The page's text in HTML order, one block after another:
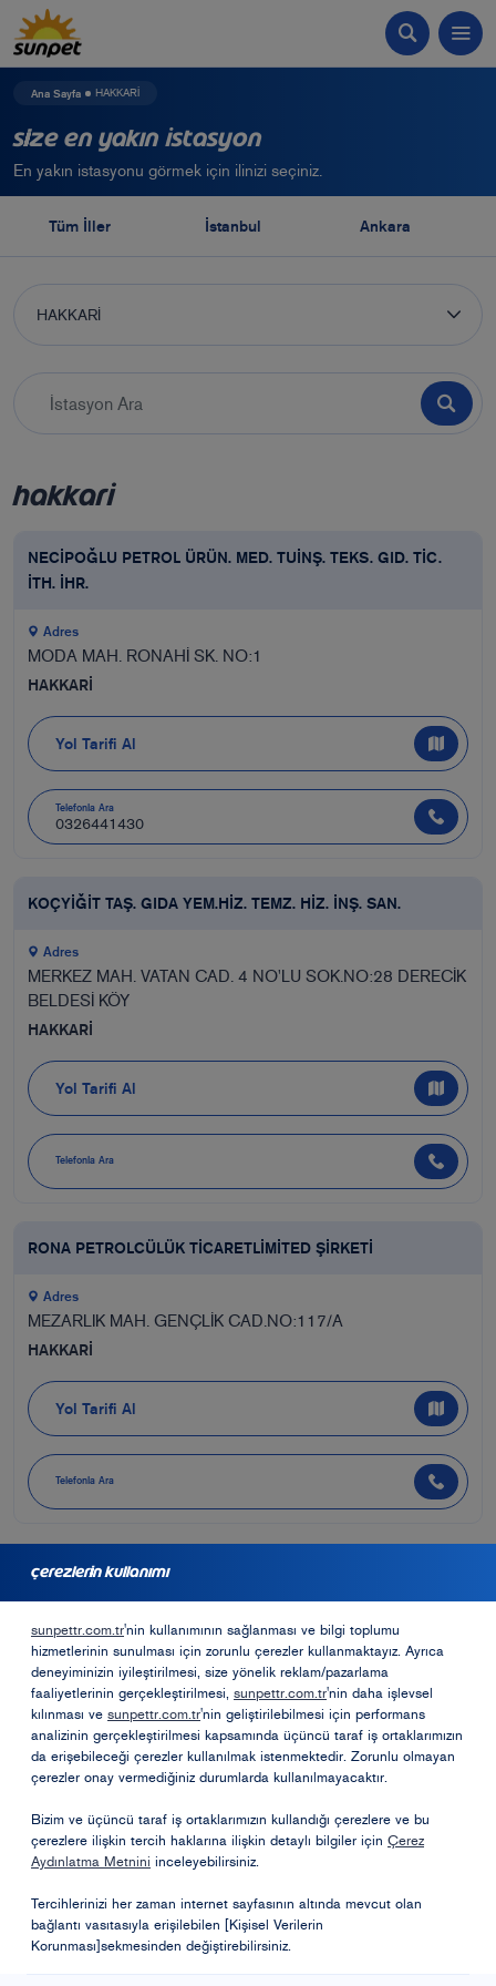
çerezlerin kullanımı
sunpettr.com.tr'nin kullanımının sağlanması ve bilgi toplumu
hizmetlerinin sunulması için zorunlu çerezler kullanmaktayız. Ayrıca
deneyiminizin iyileştirilmesi, size yönelik reklam/pazarlama
faaliyetlerinin gerçekleştirilmesi, sunpettr.com.tr'nin daha işlevsel
kılınması ve sunpettr.com.tr'nin geliştirilebilmesi için performans
analizinin gerçekleştirilmesi kapsamında üçüncü taraf iş ortaklarımızın
da erişebileceği çerezler kullanılmak istenmektedir. Zorunlu olmayan
çerezler onay vermediğiniz durumlarda kullanılmayacaktır.
Bizim ve üçüncü taraf iş ortaklarımızın kullandığı çerezlere ve bu
çerezlere ilişkin tercih haklarına ilişkin detaylı bilgiler için Çerez
Aydınlatma Metnini inceleyebilirsiniz.
Tercihlerinizi her zaman internet sayfasının altında mevcut olan
bağlantı vasıtasıyla erişilebilen [Kişisel Verilerin
Korunması]sekmesinden değiştirebilirsiniz.
Ana Sayfa HAKKARİ
Size En Yakın İstasyon
En yakın istasyonu görmek için ilinizi seçiniz.
Tüm İller İstanbul Ankara
HAKKARİ
HAKKARİ
NECİPOĞLU PETROL ÜRÜN. MED. TUİNŞ. TEKS. GID. TİC.
İTH. İHR.
Adres
MODA MAH. RONAHİ SK. NO:1
HAKKARİ
Yol Tarifi Al
Telefonla Ara
0326441430
KOÇYİĞİT TAŞ. GIDA YEM.HİZ. TEMZ. HİZ. İNŞ. SAN.
Adres
MERKEZ MAH. VATAN CAD. 4 NO'LU SOK.NO:28 DERECİK
BELDESİ KÖY
HAKKARİ
Yol Tarifi Al
Telefonla Ara
RONA PETROLCÜLÜK TİCARETLİMİTED ŞİRKETİ
Adres
MEZARLIK MAH. GENÇLİK CAD.NO:117/A
HAKKARİ
Yol Tarifi Al
Telefonla Ara
Bayilik Formu
Opet Sosyal Sorumluk Projeleri
Kişisel Verilerin Korunması Bilgi Toplumu Hizmetleri